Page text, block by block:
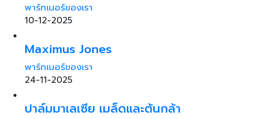
พาร์ทเนอร์ของเรา
10-12-2025
Maximus Jones
พาร์ทเนอร์ของเรา
24-11-2025
ปาล์มมาเลเซีย เมล็ดและต้นกล้า